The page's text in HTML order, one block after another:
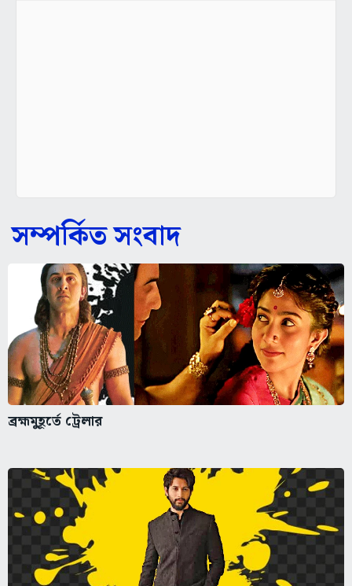
সম্পর্কিত সংবাদ
ব্রহ্মমুহূর্তে ট্রেলার